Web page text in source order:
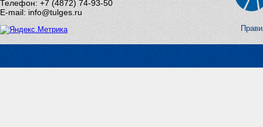
Телефон: +7 (4872) 74-93-50
E-mail: info@tulges.ru